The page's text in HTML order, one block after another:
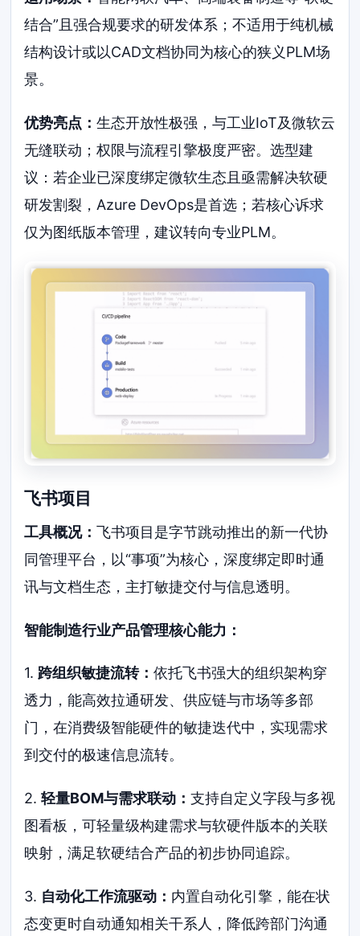
结合”且强合规要求的研发体系；不适用于纯机械
结构设计或以CAD文档协同为核心的狭义PLM场
景。
优势亮点：生态开放性极强，与工业IoT及微软云
无缝联动；权限与流程引擎极度严密。选型建
议：若企业已深度绑定微软生态且亟需解决软硬
研发割裂，Azure DevOps是首选；若核心诉求
仅为图纸版本管理，建议转向专业PLM。
飞书项目
工具概况：飞书项目是字节跳动推出的新一代协
同管理平台，以“事项”为核心，深度绑定即时通
讯与文档生态，主打敏捷交付与信息透明。
智能制造行业产品管理核心能力：
1. 跨组织敏捷流转：依托飞书强大的组织架构穿
透力，能高效拉通研发、供应链与市场等多部
门，在消费级智能硬件的敏捷迭代中，实现需求
到交付的极速信息流转。
2.轻量BOM与需求联动：支持自定义字段与多视
图看板，可轻量级构建需求与软硬件版本的关联
映射，满足软硬结合产品的初步协同追踪。
3. 自动化工作流驱动： 内置自动化引擎，能在状
态变更时自动通知相关干系人，降低跨部门沟通